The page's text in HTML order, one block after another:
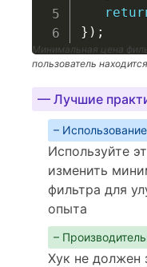
} ) ;
Минимальная цена
пользователь
— Лучшие
– Использование
Используйте
изменить
фильтра для
опыта
–
Хук не должен